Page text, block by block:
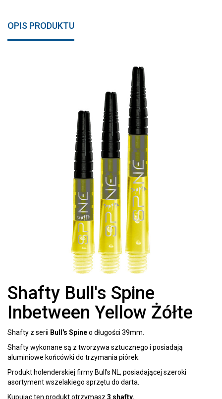
OPIS PRODUKTU
Shafty Bull's Spine
Inbetween Yellow Żółte
Shafty z serii Bull's Spineo długości 39mm.
Shafty wykonane są z tworzywa sztucznego i posiadają
aluminiowe końcówki do trzymania piórek.
Produkt holenderskiej firmy Bull's NL, posiadającej szeroki
asortyment wszelakiego sprzętu do darta.
Kupując ten produkt otrzymasz 3 shafty.